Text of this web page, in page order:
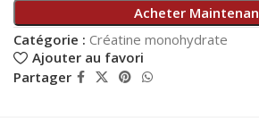
Acheter
Catégorie : Créatine monohydrate
Ajouter au favori
Partager